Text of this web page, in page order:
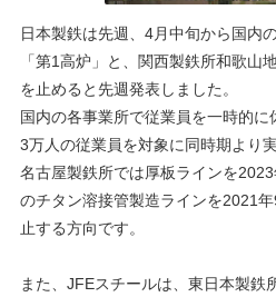
日本製鉄は先週、4月中旬から国内
「第1高炉」と、関西製鉄所和歌山
を止めると先週発表しました。
国内の各事業所で従業員を一時的
3万人の従業員を対象に同時期より
名古屋製鉄所では厚板ラインを
のチタン溶接管製造ラインを2021
止する方向です。
また、JFEスチールは、東日本製鉄